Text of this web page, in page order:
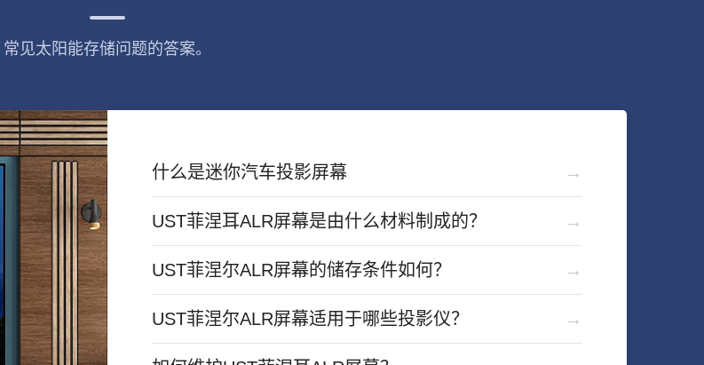
常见太阳能存储问题的答案。
什么是迷你汽车投影屏幕
UST菲涅耳ALR屏幕是由什么材料制成的？
UST菲涅尔ALR屏幕的储存条件如何？
UST菲涅尔ALR屏幕适用于哪些投影仪？